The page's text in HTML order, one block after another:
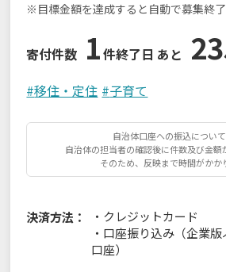
※目標金額を達成すると自動で募集終
寄付件数 1件終了日 あと
#移住・定住 #子育て
自治体口座への振込について
自治体の担当者の確認後に件数及び金額
そのため、反映まで時間がかか
決済方法： ・ クレジットカード
・ 口座振り込み（企業
口座）